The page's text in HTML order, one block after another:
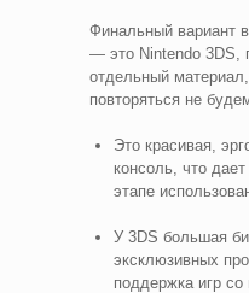
Финальный вариант
— это Nintendo 3DS,
отдельный
повторяться не
Это красивая,
консоль, что
этапе
У 3DS большая
эксклюзивных
поддержка игр со